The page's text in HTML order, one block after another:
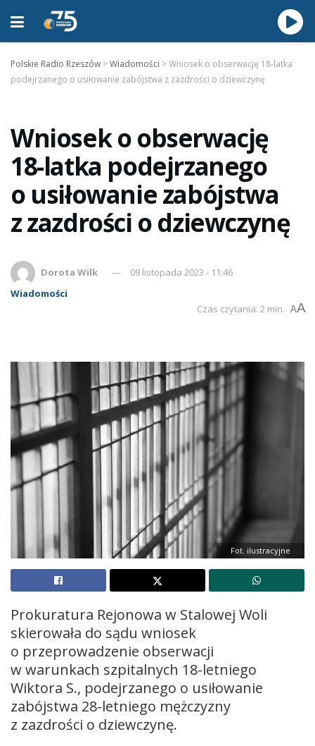
Polskie Radio Rzeszów >Wiadomości >Wniosek o obserwację 18-latka
podejrzanego o usiłowanie zabójstwa z zazdrości o dziewczynę
Wniosek o obserwację
18-latka podejrzanego
o usiłowanie zabójstwa
z zazdrości o dziewczynę
Dorota Wilk
09 listopada 2023 - 11:46
Wiadomości
Czas czytania: 2 min. AA
Fot. ilustracyjne
Prokuratura Rejonowa w Stalowej Woli
skierowała do sądu wniosek
o przeprowadzenie obserwacji
w warunkach szpitalnych 18-letniego
Wiktora S., podejrzanego o usiłowanie
zabójstwa 28-letniego mężczyzny
z zazdrości o dziewczynę.